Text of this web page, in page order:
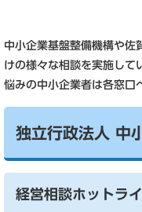
中小企業基盤整備機構や佐
けの様々な相談を実施して
悩みの中小企業者は各窓口
独立行政法人 中
経営相談ホットラ